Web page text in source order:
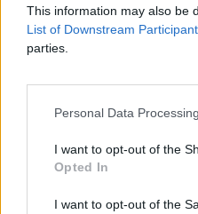
This information may also be
List of Downstream
parties.
Personal Data
I want to opt-out of the
Opted In
I want to opt-out of the